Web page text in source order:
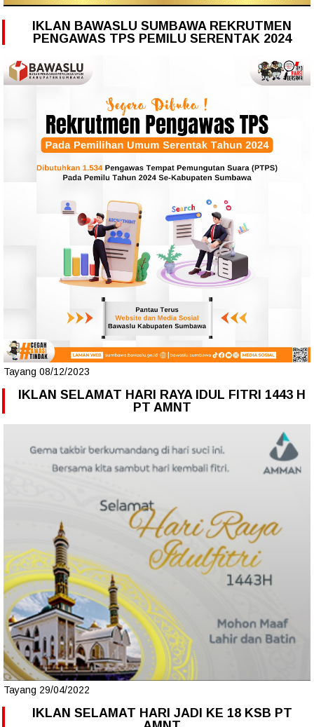
IKLAN BAWASLU SUMBAWA REKRUTMEN
PENGAWAS TPS PEMILU SERENTAK 2024
Tayang 08/12/2023
IKLAN SELAMAT HARI RAYA IDUL FITRI 1443 H
PT AMNT
Tayang 29/04/2022
IKLAN SELAMAT HARI JADI KE 18 KSB PT